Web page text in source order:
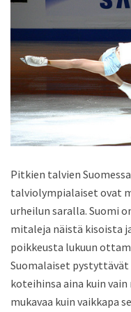
Pitkien talvien
talviolympialaiset ovat
urheilun saralla. Suomi
mitaleja näistä kisoista
poikkeusta lukuun
Suomalaiset
koteihinsa aina kuin
mukavaa kuin vaikkapa